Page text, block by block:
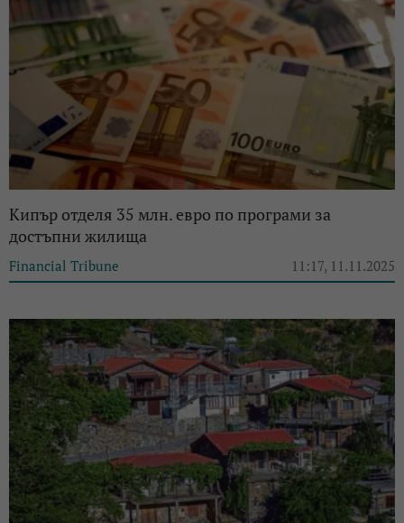
Кипър отделя 35 млн. евро по програми за
достъпни жилища
Financial Tribune 11:17, 11.11.2025